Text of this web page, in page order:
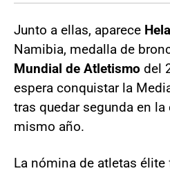
Junto a ellas, aparece
Namibia, medalla de
Mundial de Atletismo del
espera conquistar la
tras quedar segunda en
mismo año.
La nómina de atletas